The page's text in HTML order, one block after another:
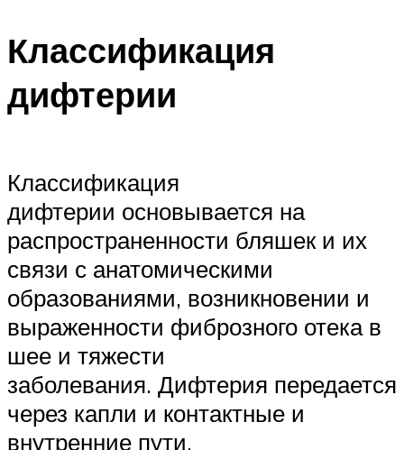
Классификация
дифтерии
Классификация
дифтерии основывается на
распространенности бляшек и их
связи с анатомическими
образованиями, возникновении и
выраженности фиброзного отека в
шее и тяжести
заболевания. Дифтерия передается
через капли и контактные и
внутренние пути.